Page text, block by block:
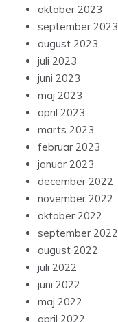
oktober 2023
september 2023
august 2023
juli 2023
juni 2023
maj 2023
april 2023
marts 2023
februar 2023
januar 2023
december 2022
november 2022
oktober 2022
september 2022
august 2022
juli 2022
juni 2022
maj 2022
april 2022